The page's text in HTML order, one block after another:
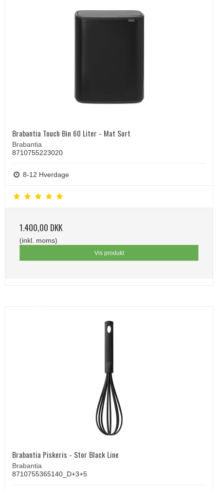
Brabantia Touch Bin 60 Liter - Mat Sort
Brabantia
8710755223020
8-12 Hverdage
1.400,00 DKK
(inkl. moms)
Vis produkt
Brabantia Piskeris - Stor Black Line
Brabantia
8710755365140_D+3+5